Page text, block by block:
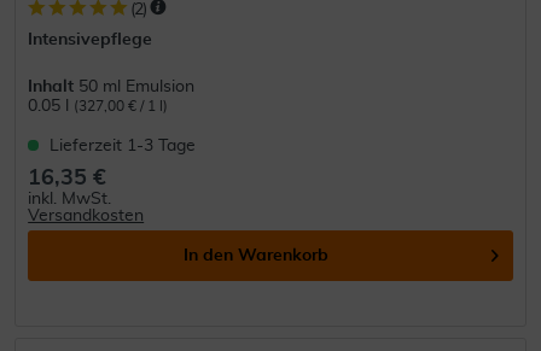
(2)
Intensivepflege
Inhalt 50 ml Emulsion
0.05 l
(327,00 € / 1 l)
Lieferzeit 1-3 Tage
16,35 €
inkl. MwSt.
Versandkosten
In den Warenkorb